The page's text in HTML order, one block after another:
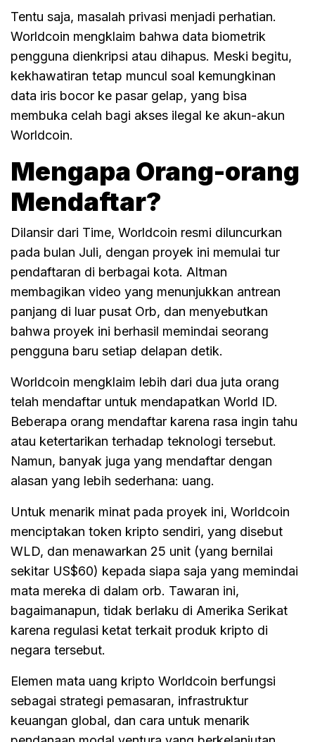
Tentu saja, masalah privasi menjadi perhatian.
Worldcoin mengklaim bahwa data biometrik
pengguna dienkripsi atau dihapus. Meski begitu,
kekhawatiran tetap muncul soal kemungkinan
data iris bocor ke pasar gelap, yang bisa
membuka celah bagi akses ilegal ke akun-akun
Worldcoin.
Mengapa Orang-orang
Mendaftar?
Dilansir dari Time, Worldcoin resmi diluncurkan
pada bulan Juli, dengan proyek ini memulai tur
pendaftaran di berbagai kota. Altman
membagikan video yang menunjukkan antrean
panjang di luar pusat Orb, dan menyebutkan
bahwa proyek ini berhasil memindai seorang
pengguna baru setiap delapan detik.
Worldcoin mengklaim lebih dari dua juta orang
telah mendaftar untuk mendapatkan World ID.
Beberapa orang mendaftar karena rasa ingin tahu
atau ketertarikan terhadap teknologi tersebut.
Namun, banyak juga yang mendaftar dengan
alasan yang lebih sederhana: uang.
Untuk menarik minat pada proyek ini, Worldcoin
menciptakan token kripto sendiri, yang disebut
WLD, dan menawarkan 25 unit (yang bernilai
sekitar US$60) kepada siapa saja yang memindai
mata mereka di dalam orb. Tawaran ini,
bagaimanapun, tidak berlaku di Amerika Serikat
karena regulasi ketat terkait produk kripto di
negara tersebut.
Elemen mata uang kripto Worldcoin berfungsi
sebagai strategi pemasaran, infrastruktur
keuangan global, dan cara untuk menarik